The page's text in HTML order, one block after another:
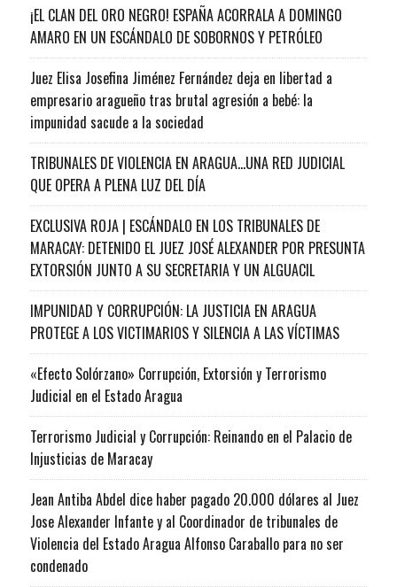
¡EL CLAN DEL ORO NEGRO! ESPAÑA ACORRALA A DOMINGO
AMARO EN UN ESCÁNDALO DE SOBORNOS Y PETRÓLEO
Juez Elisa Josefina Jiménez Fernández deja en libertad a
empresario aragueño tras brutal agresión a bebé: la
impunidad sacude a la sociedad
TRIBUNALES DE VIOLENCIA EN ARAGUA…UNA RED JUDICIAL
QUE OPERA A PLENA LUZ DEL DÍA
EXCLUSIVA ROJA | ESCÁNDALO EN LOS TRIBUNALES DE
MARACAY: DETENIDO EL JUEZ JOSÉ ALEXANDER POR PRESUNTA
EXTORSIÓN JUNTO A SU SECRETARIA Y UN ALGUACIL
IMPUNIDAD Y CORRUPCIÓN: LA JUSTICIA EN ARAGUA
PROTEGE A LOS VICTIMARIOS Y SILENCIA A LAS VÍCTIMAS
«Efecto Solórzano» Corrupción, Extorsión y Terrorismo
Judicial en el Estado Aragua
Terrorismo Judicial y Corrupción: Reinando en el Palacio de
Injusticias de Maracay
Jean Antiba Abdel dice haber pagado 20.000 dólares al Juez
Jose Alexander Infante y al Coordinador de tribunales de
Violencia del Estado Aragua Alfonso Caraballo para no ser
condenado